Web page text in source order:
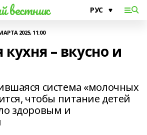
вестник
2025, 11:00
– вкусно и
система «молочных
чтобы питание детей
здоровым и